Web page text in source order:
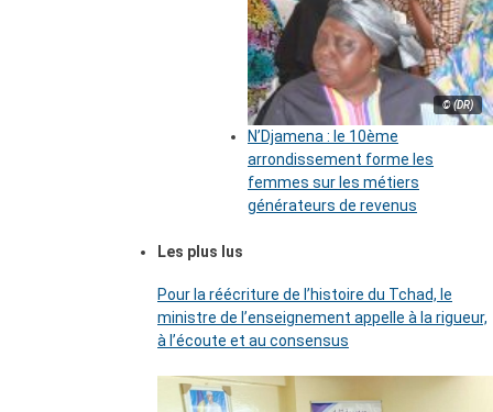
© (DR)
N’Djamena : le 10ème
arrondissement forme les
femmes sur les métiers
générateurs de revenus
Les plus lus
Pour la réécriture de l’histoire du Tchad, le
ministre de l’enseignement appelle à la rigueur,
à l’écoute et au consensus